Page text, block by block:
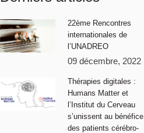
22ème Rencontres
internationales de
l’UNADREO
09 décembre, 2022
Thérapies digitales :
Humans Matter et
l’Institut du Cerveau
s’unissent au bénéfice
des patients cérébro-